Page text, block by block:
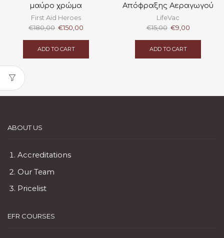
μαύρο χρώμα
First Aid Heroes
€180,00 Original
was:
€150,00
ADD TO CART
Απόφραξης Αεραγωγού
LifeVac
€15,00 Original
was:
€9,00Current
ADD TO CART
ABOUT US
Accreditations
Our Team
Pricelist
EFR COURSES